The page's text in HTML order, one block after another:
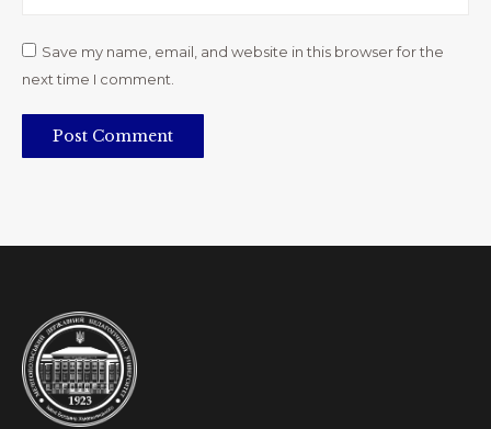
Save my name, email, and website in this browser for the
next time I comment.
Post Comment